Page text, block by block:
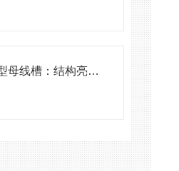
探秘高压耐火型母线槽：结构亮点与实用效能